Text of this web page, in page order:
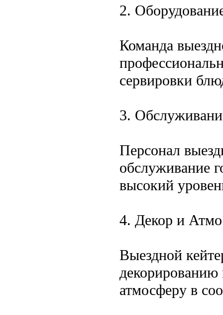
2.
Команда
сервировки
3.
Персонал
обслуживание
высокий
4. Декор и
Выездной
декорированию
атмосферу в